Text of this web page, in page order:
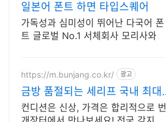
일본어 폰트 하면 타입스퀘어
가독성과 심미성이 뛰어난 다국어 폰
트 글로벌 No.1 서체회사 모리사와
https://m.bunjang.co.kr/ 광고
금방 품절되는 세리프 국내 최대
브랜드 중고거래
컨디션은 신상, 가격은 합리적으로 번